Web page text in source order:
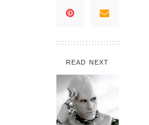
READ NEXT